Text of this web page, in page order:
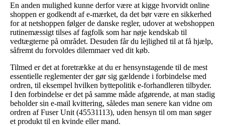
En anden mulighed kunne derfor være at kigge hvorvidt online
shoppen er godkendt af e-mærket, da det bør være en sikkerhed
for at netshoppen følger de danske regler, udover at webshoppen
rutinemæssigt tilses af fagfolk som har nøje kendskab til
vedtægterne på området. Desuden får du lejlighed til at få hjælp,
såfremt du forvoldes dilemmaer ved dit køb.
Tilmed er det at foretrække at du er hensynstagende til de mest
essentielle reglementer der gør sig gældende i forbindelse med
ordren, til eksempel hvilken byttepolitik e-forhandleren tilbyder.
I den forbindelse er det på samme måde afgørende, at man stadig
beholder sin e-mail kvittering, således man senere kan vidne om
ordren af Fuser Unit (45531113), uden hensyn til om man søger
et produkt til en kvinde eller mand.